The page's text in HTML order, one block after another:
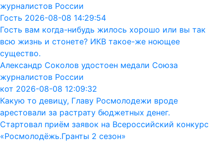
журналистов России
Гость 2026-08-08 14:29:54
Гость вам когда-нибудь жилось хорошо или вы так
всю жизнь и стонете? ИКВ такое-же ноющее
существо.
Александр Соколов удостоен медали Союза
журналистов России
кот 2026-08-08 12:09:32
Какую то девицу, Главу Росмолодежи вроде
арестовали за растрату бюджетных денег.
Стартовал приём заявок на Всероссийский конкурс
«Росмолодёжь.Гранты 2 сезон»